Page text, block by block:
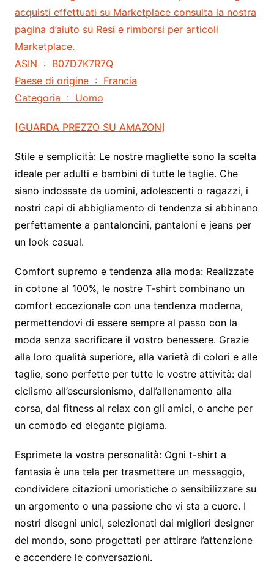
acquisti effettuati su Marketplace consulta la nostra
pagina d’aiuto su Resi e rimborsi per articoli
Marketplace.
ASIN ‏ : ‎ B07D7K7R7Q
Paese di origine ‏ : ‎ Francia
Categoria ‏ : ‎ Uomo
[GUARDA PREZZO SU AMAZON]
Stile e semplicità:Le nostre magliette sono la scelta
ideale per adulti e bambini di tutte le taglie. Che
siano indossate da uomini, adolescenti o ragazzi, i
nostri capi di abbigliamento di tendenza si abbinano
perfettamente a pantaloncini, pantaloni e jeans per
un look casual.
Comfort supremo e tendenza alla moda:Realizzate
in cotone al 100%, le nostre T-shirt combinano un
comfort eccezionale con una tendenza moderna,
permettendovi di essere sempre al passo con la
moda senza sacrificare il vostro benessere. Grazie
alla loro qualità superiore, alla varietà di colori e alle
taglie, sono perfette per tutte le vostre attività: dal
ciclismo all’escursionismo, dall’allenamento alla
corsa, dal fitness al relax con gli amici, o anche per
un comodo ed elegante pigiama.
Esprimete la vostra personalità:Ogni t-shirt a
fantasia è una tela per trasmettere un messaggio,
condividere citazioni umoristiche o sensibilizzare su
un argomento o una passione che vi sta a cuore. I
nostri disegni unici, selezionati dai migliori designer
del mondo, sono progettati per attirare l’attenzione
e accendere le conversazioni.